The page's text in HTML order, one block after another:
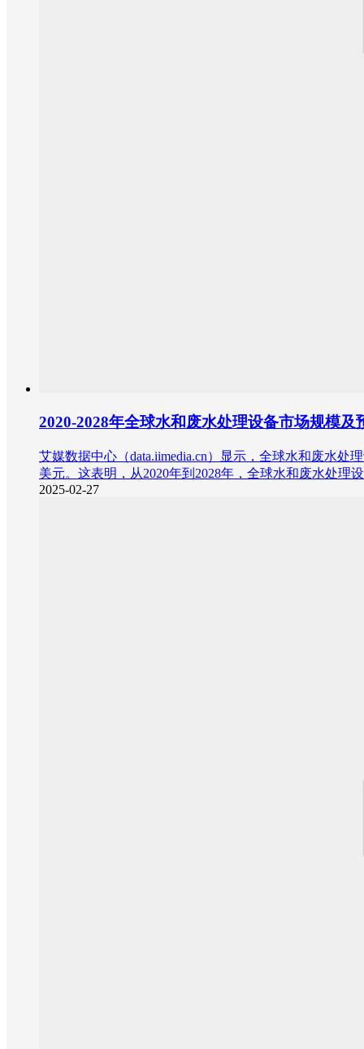
2020-2028年全球水和废水处理设备市场规模及
艾媒数据中心（data.iimedia.cn）显示，全球水和废水处
美元。这表明，从2020年到2028年，全球水和废水处理
2025-02-27